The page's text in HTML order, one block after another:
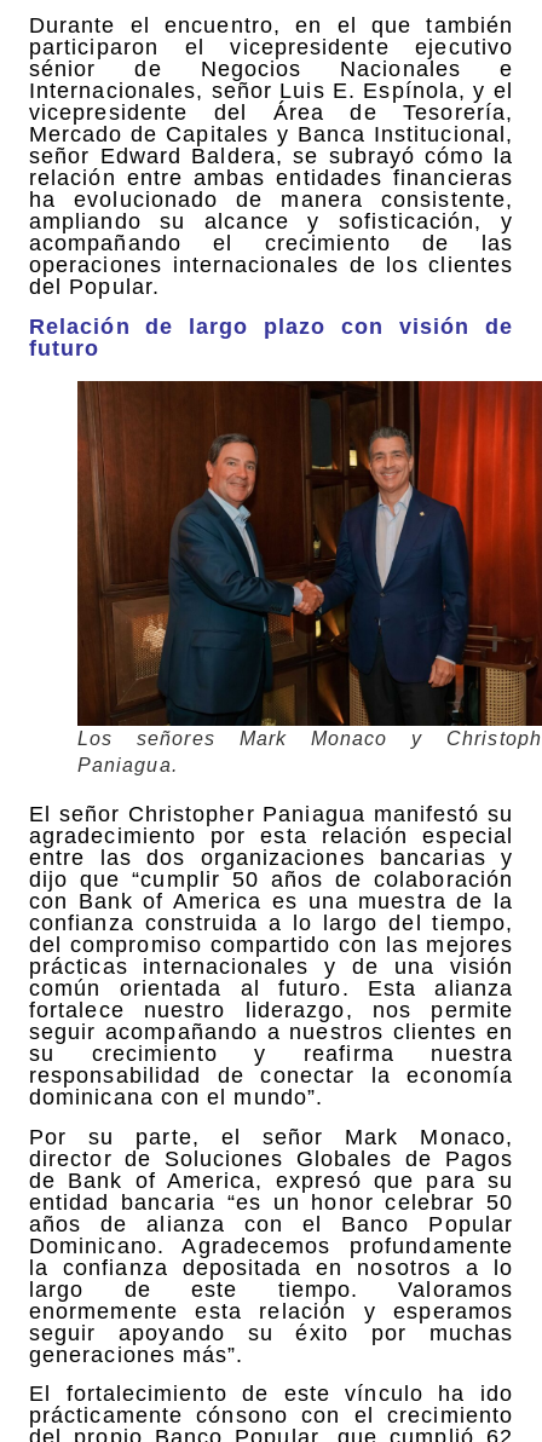
Durante el encuentro, en el que también
participaron el vicepresidente ejecutivo
sénior de Negocios Nacionales e
Internacionales, señor Luis E. Espínola, y el
vicepresidente del Área de Tesorería,
Mercado de Capitales y Banca Institucional,
señor Edward Baldera, se subrayó cómo la
relación entre ambas entidades financieras
ha evolucionado de manera consistente,
ampliando su alcance y sofisticación, y
acompañando el crecimiento de las
operaciones internacionales de los clientes
del Popular.
Relación de largo plazo con visión de
futuro
Los señores Mark Monaco y
Paniagua.
El señor Christopher Paniagua manifestó su
agradecimiento por esta relación especial
entre las dos organizaciones bancarias y
dijo que “cumplir 50 años de colaboración
con Bank of America es una muestra de la
confianza construida a lo largo del tiempo,
del compromiso compartido con las mejores
prácticas internacionales y de una visión
común orientada al futuro. Esta alianza
fortalece nuestro liderazgo, nos permite
seguir acompañando a nuestros clientes en
su crecimiento y reafirma nuestra
responsabilidad de conectar la economía
dominicana con el mundo”.
Por su parte, el señor Mark Monaco,
director de Soluciones Globales de Pagos
de Bank of America, expresó que para su
entidad bancaria “es un honor celebrar 50
años de alianza con el Banco Popular
Dominicano. Agradecemos profundamente
la confianza depositada en nosotros a lo
largo de este tiempo. Valoramos
enormemente esta relación y esperamos
seguir apoyando su éxito por muchas
generaciones más”.
El fortalecimiento de este vínculo ha ido
prácticamente cónsono con el crecimiento
del propio Banco Popular, que cumplió 62